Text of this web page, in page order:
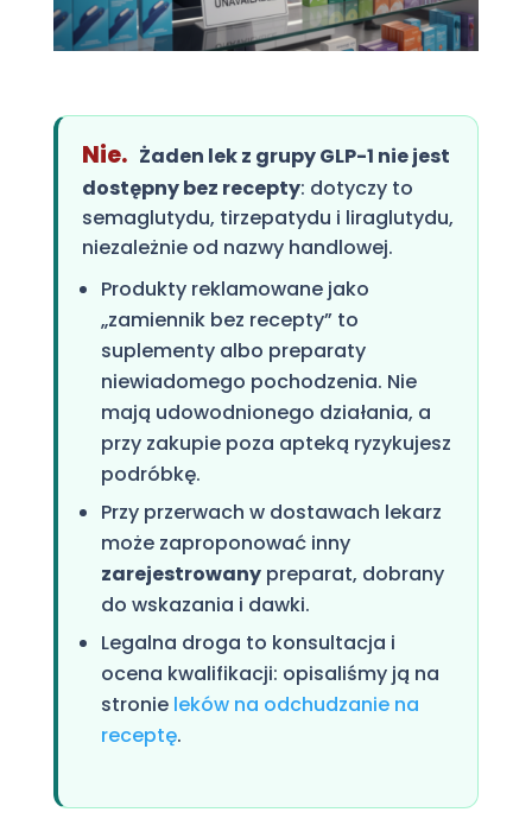
Nie. Żaden lek z grupy GLP-1 nie jest
dostępny bez recepty: dotyczy to
semaglutydu, tirzepatydu i liraglutydu,
niezależnie od nazwy handlowej.
Produkty reklamowane jako
„zamiennik bez recepty” to
suplementy albo preparaty
niewiadomego pochodzenia. Nie
mają udowodnionego działania, a
przy zakupie poza apteką ryzykujesz
podróbkę.
Przy przerwach w dostawach lekarz
może zaproponować inny
zarejestrowanypreparat, dobrany
do wskazania i dawki.
Legalna droga to konsultacja i
ocena kwalifikacji: opisaliśmy ją na
stronie leków na odchudzanie na
receptę.